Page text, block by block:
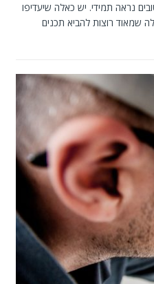
נראה תמידי. יש כאלה שיעדיפו
שמאוד רוצות להביא תכנים